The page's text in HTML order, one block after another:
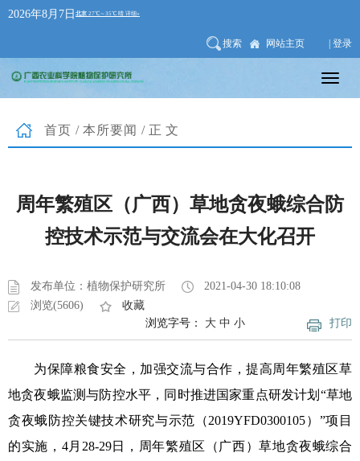
2026年8月7日
搜索 网站主页 | 登录
首页 / 本所要闻 /正文
周年繁殖区（广西）草地贪夜蛾综合防
控技术示范与交流会在大化召开
发布单位：植物保护研究所
2021-04-30 18:10:08
浏览(5606)
收藏
打印
浏览字号： 大 中 小
为保障粮食安全，加强交流与合作，提高周年繁殖区草
地贪夜蛾监测与防控水平，同时推进国家重点研发计划“草地
贪夜蛾防控关键技术研究与示范（2019YFD0300105）”项目
的实施，4月28-29日，周年繁殖区（广西）草地贪夜蛾综合